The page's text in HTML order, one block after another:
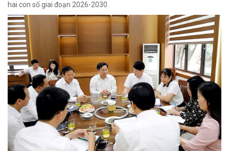
hai con số giai đoạn 2026-2030.